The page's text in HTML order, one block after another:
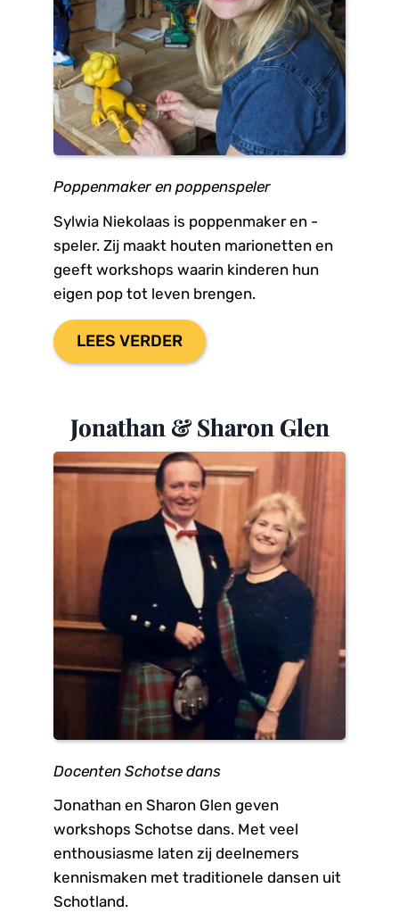
Poppenmaker en poppenspeler
Sylwia Niekolaas is poppenmaker en -
speler. Zij maakt houten marionetten en
geeft workshops waarin kinderen hun
eigen pop tot leven brengen.
LEES VERDER
Jonathan & Sharon Glen
Docenten Schotse dans
Jonathan en Sharon Glen geven
workshops Schotse dans. Met veel
enthousiasme laten zij deelnemers
kennismaken met traditionele dansen uit
Schotland.